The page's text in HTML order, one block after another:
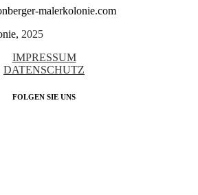
malerkolonie.com
2025
IMPRESSUM
DATENSCHUTZ
FOLGEN SIE UNS